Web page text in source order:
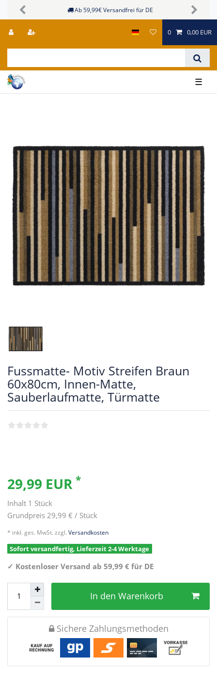
Ab 59,99€ Versandfrei für DE
Previous Next
0 0,00 EUR
☰
Fussmatte- Motiv Streifen Braun
60x80cm, Innen-Matte,
Sauberlaufmatte, Türmatte
29,99 EUR *
Inhalt 1 Stück
Grundpreis29,99 € / Stück
* inkl. ges. MwSt. zzgl. Versandkosten
Sofort versandfertig, Lieferzeit 2-4 Werktage
✓ Kostenloser Versand ab 59,99 € für DE
In den Warenkorb
Sichere Zahlungsmethoden